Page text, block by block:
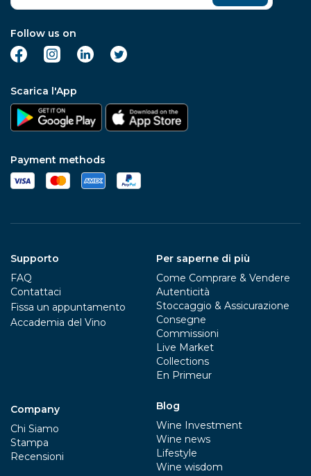
Follow us on
Scarica l'App
Payment methods
Supporto
FAQ
Contattaci
Fissa un appuntamento
Accademia del Vino
Company
Chi Siamo
Stampa
Recensioni
Per saperne di più
Come Comprare & Vendere
Autenticità
Stoccaggio & Assicurazione
Consegne
Commissioni
Live Market
Collections
En Primeur
Blog
Wine Investment
Wine news
Lifestyle
Wine wisdom